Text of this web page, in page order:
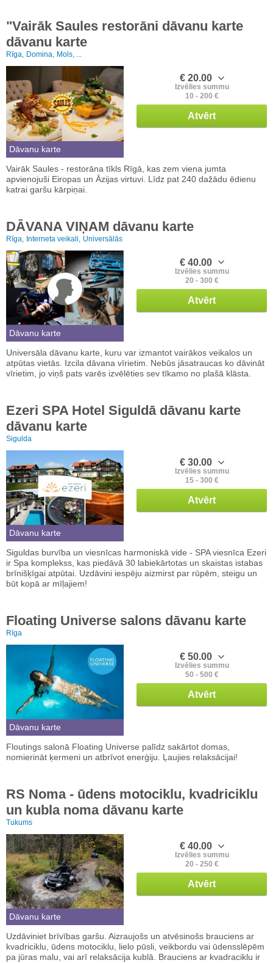
"Vairāk Saules restorāni dāvanu karte
dāvanu karte
Rīga, Domina, Mols, ...
Dāvanu karte
€ 20.00
Izvēlies summu
10 - 200 €
Atvērt
Vairāk Saules - restorāna tīkls Rīgā, kas zem viena jumta
apvienojuši Eiropas un Āzijas virtuvi. Līdz pat 240 dažādu ēdienu
katrai garšu kārpiņai.
DĀVANA VIŅAM dāvanu karte
Rīga, Interneta veikali, Universālās
Dāvanu karte
€ 40.00
Izvēlies summu
20 - 300 €
Atvērt
Universāla dāvanu karte, kuru var izmantot vairākos veikalos un
atpūtas vietās. Izcila dāvana vīrietim. Nebūs jāsatraucas ko dāvināt
vīrietim, jo viņš pats varēs izvēlēties sev tīkamo no plašā klāsta.
Ezeri SPA Hotel Siguldā dāvanu karte
dāvanu karte
Sigulda
Dāvanu karte
€ 30.00
Izvēlies summu
15 - 300 €
Atvērt
Siguldas burvība un viesnīcas harmoniskā vide - SPA viesnīca Ezeri
ir Spa komplekss, kas piedāvā 30 labiekārtotas un skaistas istabas
brīnišķīgai atpūtai. Uzdāvini iespēju aizmirst par rūpēm, steigu un
būt kopā ar mīļajiem!
Floating Universe salons dāvanu karte
Rīga
Dāvanu karte
€ 50.00
Izvēlies summu
50 - 500 €
Atvērt
Floutings salonā Floating Universe palīdz sakārtot domas,
nomierināt ķermeni un atbrīvot enerģiju. Ļaujies relaksācijai!
RS Noma - ūdens motociklu, kvadriciklu
un kubla noma dāvanu karte
Tukums
Dāvanu karte
€ 40.00
Izvēlies summu
20 - 250 €
Atvērt
Uzdāviniet brīvības garšu. Aizraujošs un atvēsinošs brauciens ar
kvadriciklu, ūdens motociklu, lielo pūsli, veikbordu vai ūdensslēpēm
pa jūras malu, vai arī relaksācija kublā. Brauciens ar kvadraciklu ir